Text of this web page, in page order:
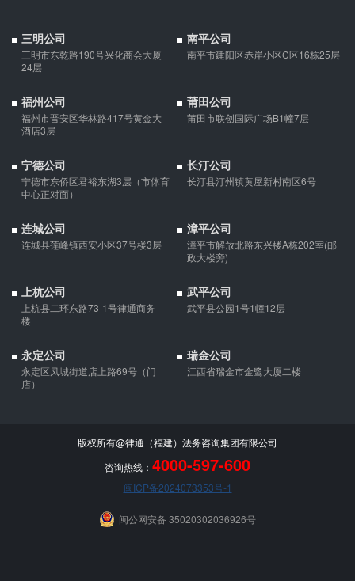
微信转账凭证能证明存在借款关系吗？
不能证明双方存在借款关系。
夫妻一方死亡后,债务怎么处理？
债权人就婚姻关系存续期间夫妻一方以个人名义所负债务主张权利
的，应当按夫妻共同债务处理。
三明公司
三明市东乾路190号兴化商会大厦
24层
南平公司
南平市建阳区赤岸小区C区16栋25层
福州公司
福州市晋安区华林路417号黄金大
酒店3层
莆田公司
莆田市联创国际广场B1幢7层
宁德公司
宁德市东侨区君裕东湖3层（市体育
中心正对面）
长汀公司
长汀县汀州镇黄屋新村南区6号
连城公司
连城县莲峰镇西安小区37号楼3层
漳平公司
漳平市解放北路东兴楼A栋202室(邮
政大楼旁)
上杭公司
上杭县二环东路73-1号律通商务
楼
武平公司
武平县公园1号1幢12层
永定公司
永定区凤城街道店上路69号（门
店）
瑞金公司
江西省瑞金市金鹭大厦二楼
版权所有@律通（福建）法务咨询集团有限公司
咨询热线： 4000-597-600
闽ICP备2024073353号-1
闽公网安备 35020302036926号